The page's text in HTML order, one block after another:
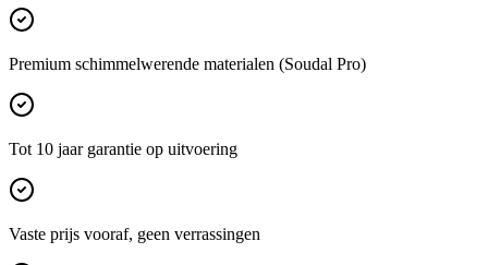
Premium schimmelwerende materialen (Soudal Pro)
Tot 10 jaar garantie op uitvoering
Vaste prijs vooraf, geen verrassingen